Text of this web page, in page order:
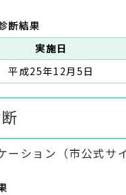
断結果
実施日
平成25年12月5日
ーション（市公式サ